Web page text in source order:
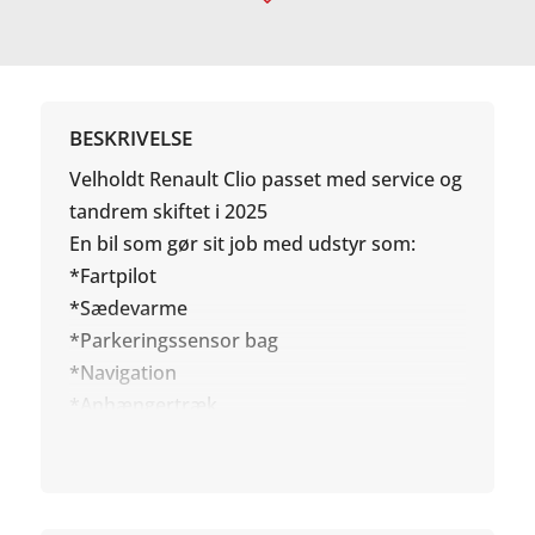
BESKRIVELSE
Velholdt Renault Clio passet med service og
tandrem skiftet i 2025
En bil som gør sit job med udstyr som:
*Fartpilot
*Sædevarme
*Parkeringssensor bag
*Navigation
*Anhængertræk